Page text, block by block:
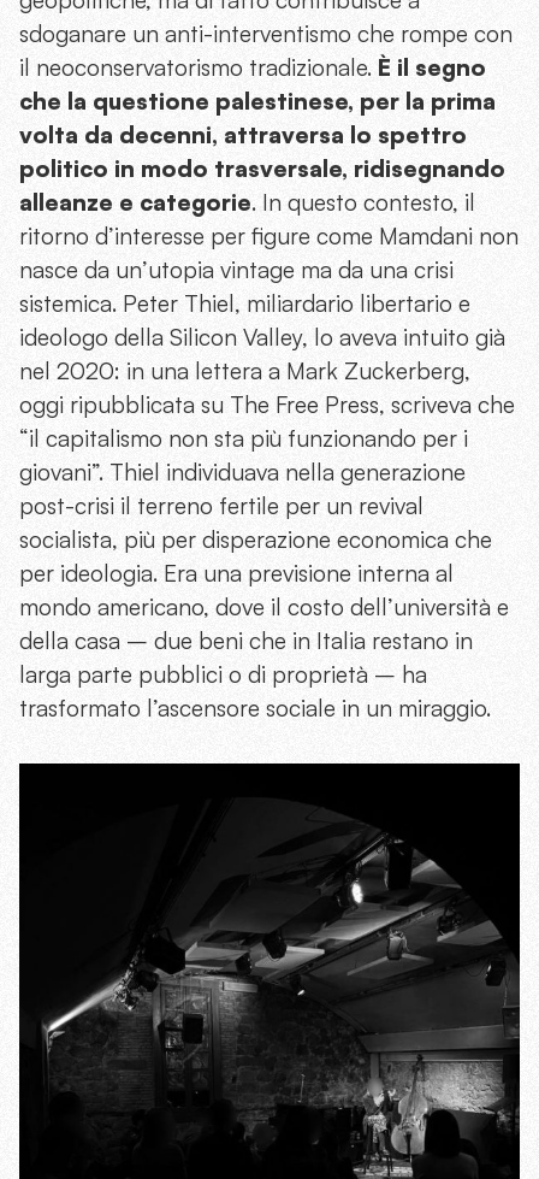
sdoganare un anti-interventismo che rompe con
il neoconservatorismo tradizionale. È il segno
che la questione palestinese, per la prima
volta da decenni, attraversa lo spettro
politico in modo trasversale, ridisegnando
alleanze e categorie. In questo contesto, il
ritorno d’interesse per figure come Mamdani non
nasce da un’utopia vintage ma da una crisi
sistemica. Peter Thiel, miliardario libertario e
ideologo della Silicon Valley, lo aveva intuito già
nel 2020: in una lettera a Mark Zuckerberg,
oggi ripubblicata su The Free Press, scriveva che
“il capitalismo non sta più funzionando per i
giovani”. Thiel individuava nella generazione
post-crisi il terreno fertile per un revival
socialista, più per disperazione economica che
per ideologia. Era una previsione interna al
mondo americano, dove il costo dell’università e
della casa – due beni che in Italia restano in
larga parte pubblici o di proprietà – ha
trasformato l’ascensore sociale in un miraggio.